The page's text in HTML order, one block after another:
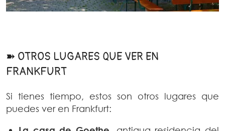
➽ OTROS LUGARES QUE VER EN
FRANKFURT
Si tienes tiempo, estos son otros lugares que
puedes ver en Frankfurt: